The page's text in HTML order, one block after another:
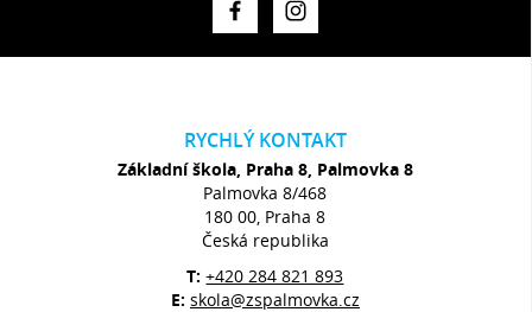
RYCHLÝ KONTAKT
Základní škola, Praha 8, Palmovka 8
Palmovka 8/468
180 00, Praha 8
Česká republika
T:+420 284 821 893
E: skola@zspalmovka.cz